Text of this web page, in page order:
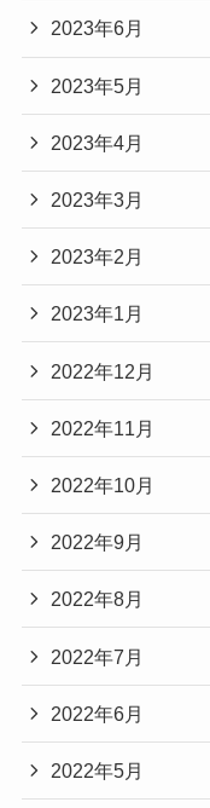
2023年6月
2023年5月
2023年4月
2023年3月
2023年2月
2023年1月
2022年12月
2022年11月
2022年10月
2022年9月
2022年8月
2022年7月
2022年6月
2022年5月